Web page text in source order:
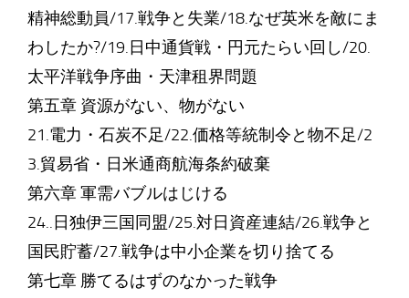
精神総動員/17.戦争と失業/18.なぜ英米を敵にま
わしたか?/19.日中通貨戦・円元たらい回し/20.
太平洋戦争序曲・天津租界問題
第五章 資源がない、物がない
21.電力・石炭不足/22.価格等統制令と物不足/2
3.貿易省・日米通商航海条約破棄
第六章 軍需バブルはじける
24..日独伊三国同盟/25.対日資産連結/26.戦争と
国民貯蓄/27.戦争は中小企業を切り捨てる
第七章 勝てるはずのなかった戦争